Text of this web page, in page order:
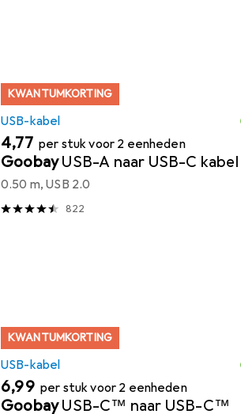
KWANTUMKORTING
USB-kabel
EUR
4,77 per stuk voor 2 eenheden
GoobayUSB-A naar USB-C kabel
0.50 m, USB 2.0
822
KWANTUMKORTING
USB-kabel
EUR
6,99 per stuk voor 2 eenheden
GoobayUSB-C™ naar USB-C™